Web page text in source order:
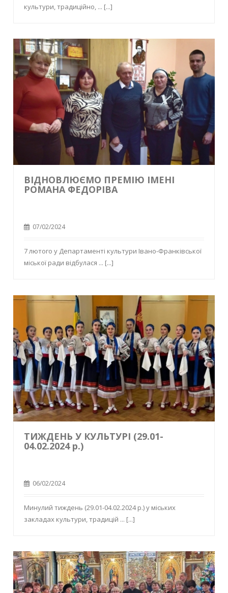
культури, традиційно, ... [...]
ВІДНОВЛЮЄМО ПРЕМІЮ ІМЕНІ
РОМАНА ФЕДОРІВА
07/02/2024
7 лютого у Департаменті культури Івано-Франківської
міської ради відбулася ... [...]
ТИЖДЕНЬ У КУЛЬТУРІ (29.01-
04.02.2024 р.)
06/02/2024
Минулий тиждень (29.01-04.02.2024 р.) у міських
закладах культури, традицій ... [...]